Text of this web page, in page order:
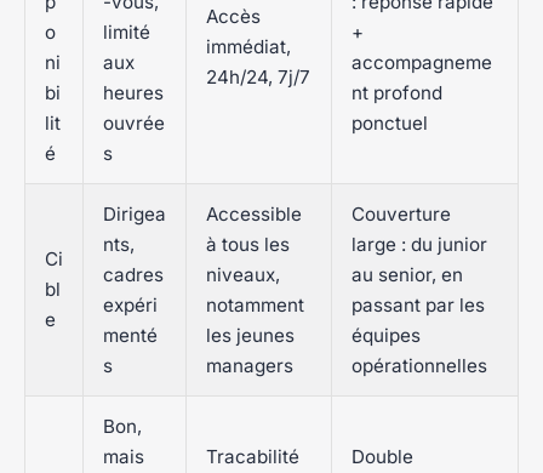
o
ni
bi
lit
é
limité
aux
heures
ouvrée
s
Accès
immédiat,
24h/24, 7j/7
+
accompagneme
nt profond
ponctuel
Ci
bl
e
Dirigea
nts,
cadres
expéri
menté
s
Accessible
à tous les
niveaux,
notamment
les jeunes
managers
Couverture
large : du junior
au senior, en
passant par les
équipes
opérationnelles
Bon,
mais
Tracabilité
Double